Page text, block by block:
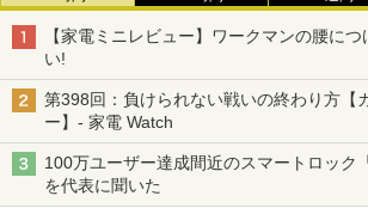
【家電ミニレビュー】ワークマンの腰に
い!
第398回：負けられない戦いの終わり方【
ー】- 家電 Watch
100万ユーザー達成間近のスマートロック
を代表に聞いた